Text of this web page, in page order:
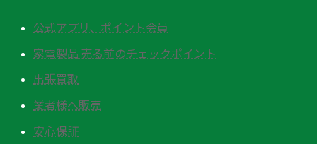
公式アプリ、ポイント会員
家電製品 売る前のチェックポイント
出張買取
業者様へ販売
安心保証